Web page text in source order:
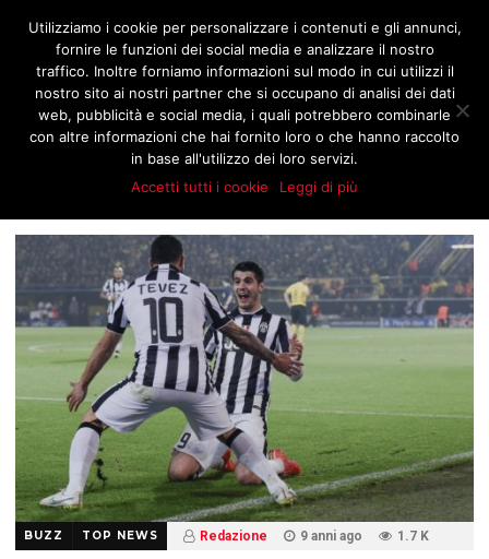
JNOTIZIE.COM
BROWSING TAG
OTTAVI DI FINALE JUVENTUS
BUZZ TOP NEWS Redazione 9 anni ago 1.7 K
Utilizziamo i cookie per personalizzare i contenuti e gli annunci,
fornire le funzioni dei social media e analizzare il nostro
traffico. Inoltre forniamo informazioni sul modo in cui utilizzi il
nostro sito ai nostri partner che si occupano di analisi dei dati
web, pubblicità e social media, i quali potrebbero combinarle
con altre informazioni che hai fornito loro o che hanno raccolto
in base all'utilizzo dei loro servizi.
Accetti tutti i cookie
Leggi di più